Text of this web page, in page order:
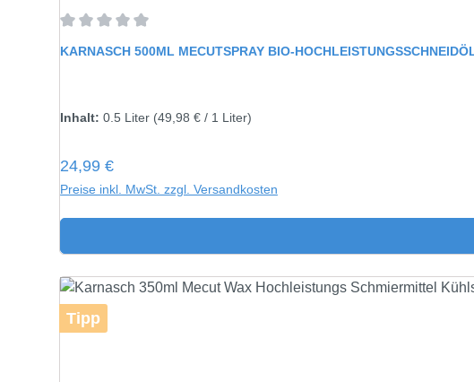
KARNASCH 500ML MECUTSPRAY BIO-
Inhalt: 0.5 Liter (49,98 € / 1 Liter)
Regulärer Preis:
24,99 €
Preise inkl. MwSt. zzgl. Versandkosten
Tipp